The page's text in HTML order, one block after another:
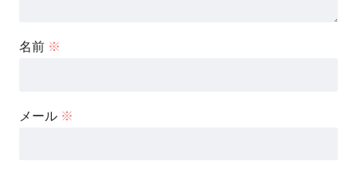
名前 ※
メール ※